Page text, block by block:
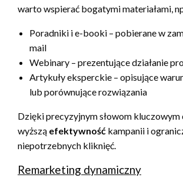
warto wspierać bogatymi materiałami,
Poradniki i e-booki – pobierane w
mail
Webinary – prezentujące działanie
Artykuły eksperckie – opisujące
lub porównujące rozwiązania
Dzięki precyzyjnym słowom kluczowym
wyższą efektywność kampanii i
niepotrzebnych kliknięć.
Remarketing dynamiczny